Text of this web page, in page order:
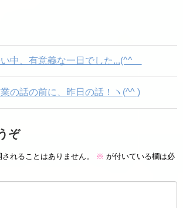
中、有意義な一日でした...(^^ゞ
の話の前に、昨日の話！ヽ(^^ )
ぞ
れることはありません。 ※ が付いている欄は必